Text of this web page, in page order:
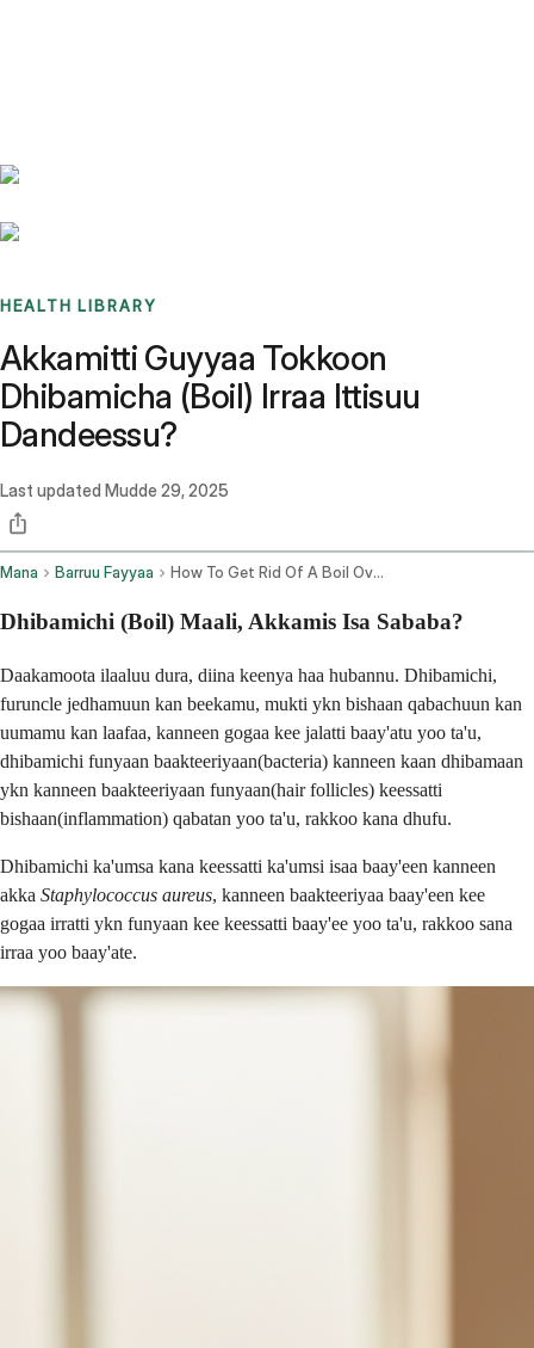
HEALTH LIBRARY
Akkamitti Guyyaa Tokkoon
Dhibamicha (Boil) Irraa Ittisuu
Dandeessu?
Last updated Mudde 29, 2025
Mana Barruu Fayyaa How To Get Rid Of A Boil Overnight
Dhibamichi (Boil) Maali, Akkamis Isa Sababa?
Daakamoota ilaaluu dura, diina keenya haa hubannu. Dhibamichi,
furuncle jedhamuun kan beekamu, mukti ykn bishaan qabachuun kan
uumamu kan laafaa, kanneen gogaa kee jalatti baay'atu yoo ta'u,
dhibamichi funyaan baakteeriyaan(bacteria) kanneen kaan dhibamaan
ykn kanneen baakteeriyaan funyaan(hair follicles) keessatti
bishaan(inflammation) qabatan yoo ta'u, rakkoo kana dhufu.
Dhibamichi ka'umsa kana keessatti ka'umsi isaa baay'een kanneen
akka Staphylococcus aureus, kanneen baakteeriyaa baay'een kee
gogaa irratti ykn funyaan kee keessatti baay'ee yoo ta'u, rakkoo sana
irraa yoo baay'ate.